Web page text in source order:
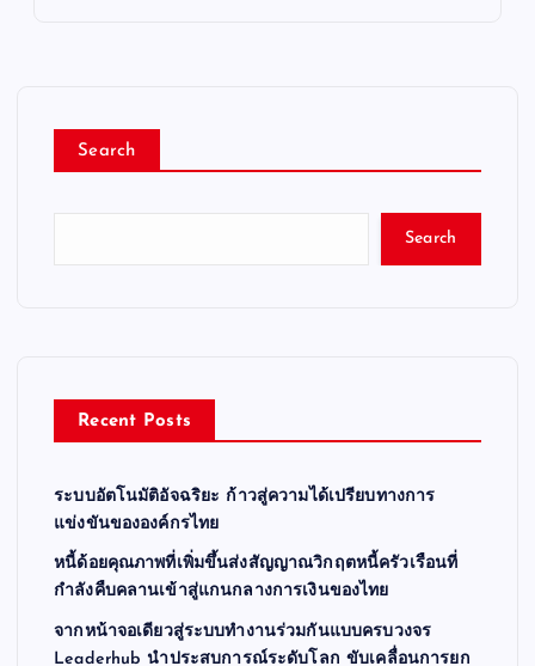
Search
Search
Recent Posts
ระบบอัตโนมัติอัจฉริยะ ก้าวสู่ความได้เปรียบทางการ
แข่งขันขององค์กรไทย
หนี้ด้อยคุณภาพที่เพิ่มขึ้นส่งสัญญาณวิกฤตหนี้ครัวเรือนที่
กำลังคืบคลานเข้าสู่แกนกลางการเงินของไทย
จากหน้าจอเดียวสู่ระบบทำงานร่วมกันแบบครบวงจร
Leaderhub นำประสบการณ์ระดับโลก ขับเคลื่อนการยก